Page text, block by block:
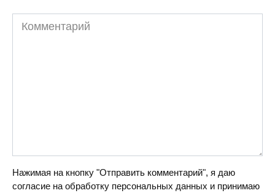
Комментарий
Нажимая на кнопку "Отправить комментарий", я даю
согласие на обработку персональных данных и принимаю